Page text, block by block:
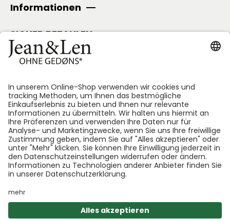
Informationen
SICHER BEZAHLEN
Folge uns:
*GEDØNS = Inhaltsstoffe, auf die Len persönlich gerne
verzichtet. Bei jedem Produkt geben wir an, welche
das sind.